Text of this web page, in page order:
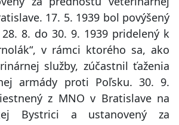
17. 5. 1939 bol povýšený
8. do 30. 9. 1939 pridelený k
v rámci ktorého sa, ako
služby, zúčastnil ťaženia
armády proti Poľsku. 30. 9.
z MNO v Bratislave na
Bystrici a ustanovený za